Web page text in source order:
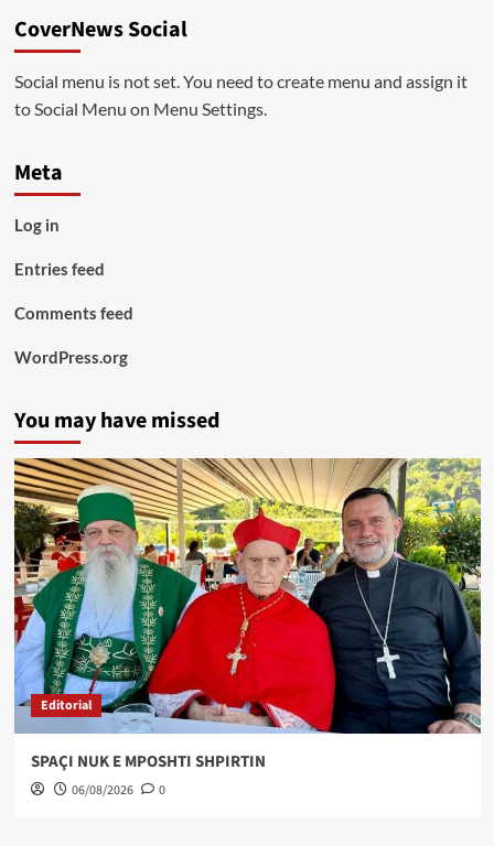
CoverNews Social
Social menu is not set. You need to create menu and assign it
to Social Menu on Menu Settings.
Meta
Log in
Entries feed
Comments feed
WordPress.org
You may have missed
Editorial
SPAÇI NUK E MPOSHTI SHPIRTIN
06/08/2026 0